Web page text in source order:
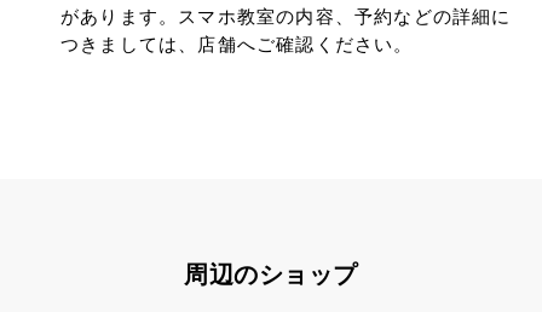
があります。スマホ教室の内容、予約などの詳細に
つきましては、店舗へご確認ください。
周辺のショップ